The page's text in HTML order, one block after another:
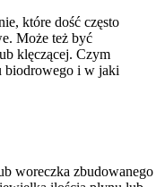
które dość często
Może też być
klęczącej. Czym
biodrowego i w jaki
woreczka zbudowanego